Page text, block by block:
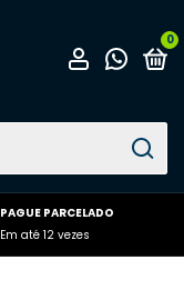
0
PAGUE PARCELADO
Em até 12 vezes